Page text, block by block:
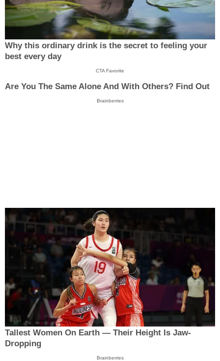
Why this ordinary drink is the secret to feeling your
best every day
CTA Favorite
Are You The Same Alone And With Others? Find Out
Brainberries
Tallest Women On Earth — Their Height Is Jaw-
Dropping
Brainberries